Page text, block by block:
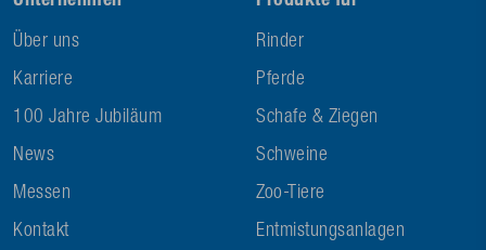
Über uns
Karriere
100 Jahre Jubiläum
News
Messen
Kontakt
Rinder
Pferde
Schafe & Ziegen
Schweine
Zoo-Tiere
Entmistungsanlagen